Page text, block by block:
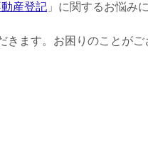
産登記 」に関するお悩み
ます。お困りのことが